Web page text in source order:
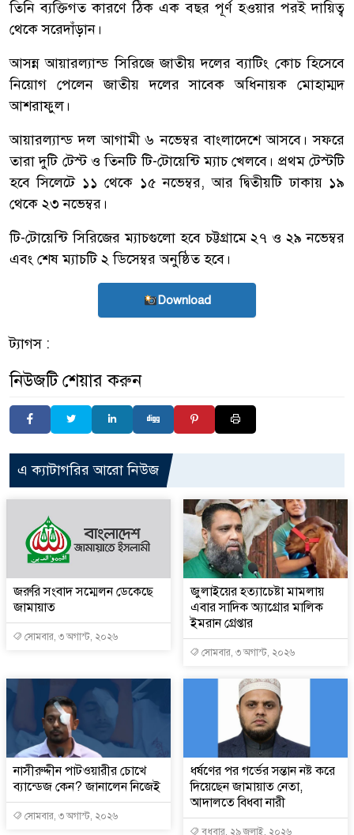
তিনি ব্যক্তিগত কারণে ঠিক এক বছর পূর্ণ হওয়ার পরই দায়িত্ব
থেকে সরেদাঁড়ান।
আসন্ন আয়ারল্যান্ড সিরিজে জাতীয় দলের ব্যাটিং কোচ হিসেবে
নিয়োগ পেলেন জাতীয় দলের সাবেক অধিনায়ক মোহাম্মদ
আশরাফুল।
আয়ারল্যান্ড দল আগামী ৬ নভেম্বর বাংলাদেশে আসবে। সফরে
তারা দুটি টেস্ট ও তিনটি টি-টোয়েন্টি ম্যাচ খেলবে। প্রথম টেস্টটি
হবে সিলেটে ১১ থেকে ১৫ নভেম্বর, আর দ্বিতীয়টি ঢাকায় ১৯
থেকে ২৩ নভেম্বর।
টি-টোয়েন্টি সিরিজের ম্যাচগুলো হবে চট্টগ্রামে ২৭ ও ২৯ নভেম্বর
এবং শেষ ম্যাচটি ২ ডিসেম্বর অনুষ্ঠিত হবে।
Download
ট্যাগস :
নিউজটি শেয়ার করুন
এ ক্যাটাগরির আরো নিউজ
জরুরি সংবাদ সম্মেলন ডেকেছে
জামায়াত
সোমবার, ৩ অগাস্ট, ২০২৬
জুলাইয়ের হত্যাচেষ্টা মামলায়
এবার সাদিক অ্যাগ্রোর মালিক
ইমরান গ্রেপ্তার
সোমবার, ৩ অগাস্ট, ২০২৬
নাসীরুদ্দীন পাটওয়ারীর চোখে
ব্যান্ডেজ কেন? জানালেন নিজেই
সোমবার, ৩ অগাস্ট, ২০২৬
ধর্ষণের পর গর্ভের সন্তান নষ্ট করে
দিয়েছেন জামায়াত নেতা,
আদালতে বিধবা নারী
বুধবার, ২৯ জুলাই, ২০২৬